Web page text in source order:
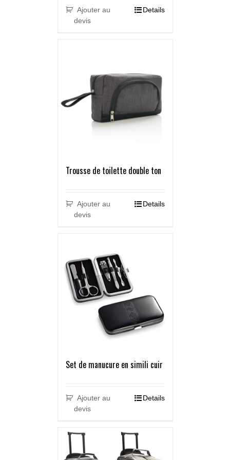
Ajouter au
devis
Details
Trousse de toilette double ton
Ajouter au
devis
Details
Set de manucure en simili cuir
Ajouter au
devis
Details